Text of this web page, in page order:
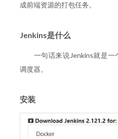
成前端资源的打包任务。
Jenkins是什么
一句话来说Jenkins就是一
调度器。
安装